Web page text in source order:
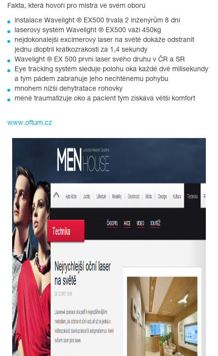
Fakta, která hovoří pro mistra ve svém oboru
instalace Wavelight ® EX500 trvala 2 inženýrům 8 dní
laserový systém Wavelight ® EX500 váží 450kg
nejdokonalejší excimerový laser na světě dokáže odstranit
jednu dioptrii krátkozrakosti za 1,4 sekundy
Wavelight ® EX 500 první laser svého druhu v ČR a SR
Eye tracking systém sleduje polohu oka každé dvě milisekundy
a tým pádem zabraňuje jeho nechtěnému pohybu
mnohem nižší dehytratace rohovky
méně traumatizuje oko a pacient tým získává větší komfort
www.oftum.cz